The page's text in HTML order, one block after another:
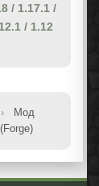
/ 1.17.1 /
/ 1.12
›
Мод